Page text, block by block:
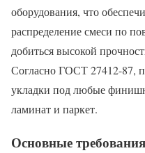
оборудования, что
распределение смеси по
добиться высокой
Согласно ГОСТ 27412-87,
укладки под любые
ламинат и паркет.
Основные